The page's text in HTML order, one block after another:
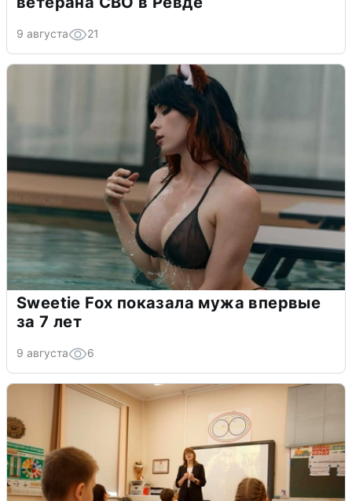
9 августа 21
Sweetie Fox показала мужа впервые
за 7 лет
9 августа 6